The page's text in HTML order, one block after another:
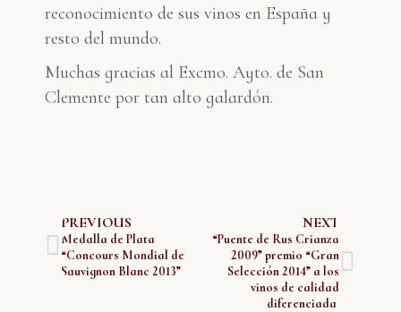
reconocimiento de sus vinos en España y
resto del mundo.
Muchas gracias al Excmo. Ayto. de San
Clemente por tan alto galardón.
PREVIOUS
Medalla de Plata
“Concours Mondial de
Sauvignon Blanc 2013”
NEXT
“Puente de Rus Crianza
2009” premio “Gran
Selección 2014” a los
vinos de calidad
diferenciada.